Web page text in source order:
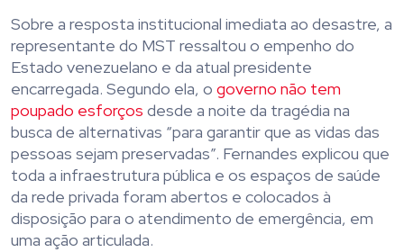
Sobre a resposta institucional imediata ao desastre, a
representante do MST ressaltou o empenho do
Estado venezuelano e da atual presidente
encarregada. Segundo ela, o governo não tem
poupado esforços desde a noite da tragédia na
busca de alternativas “para garantir que as vidas das
pessoas sejam preservadas”. Fernandes explicou que
toda a infraestrutura pública e os espaços de saúde
da rede privada foram abertos e colocados à
disposição para o atendimento de emergência, em
uma ação articulada.